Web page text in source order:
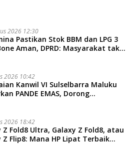
2026 12:30
Pastikan Stok BBM dan LPG 3
Aman, DPRD: Masyarakat tak
2026 10:42
Kanwil VI Sulselbarra Maluku
PANDE EMAS, Dorong
2026 18:42
Z Fold8 Ultra, Galaxy Z Fold8, atau
Z Flip8: Mana HP Lipat Terbaik